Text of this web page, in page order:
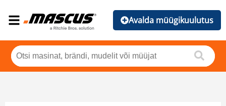
Avalda müügikuulutus